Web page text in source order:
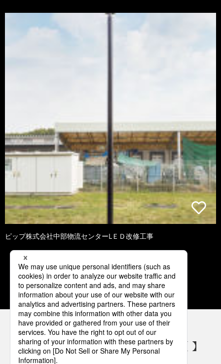
ピップ株式会社中部物流センターLＥＤ改修工事
1 2 3 4 5
パナソニックの電気設備 SNSアカウント